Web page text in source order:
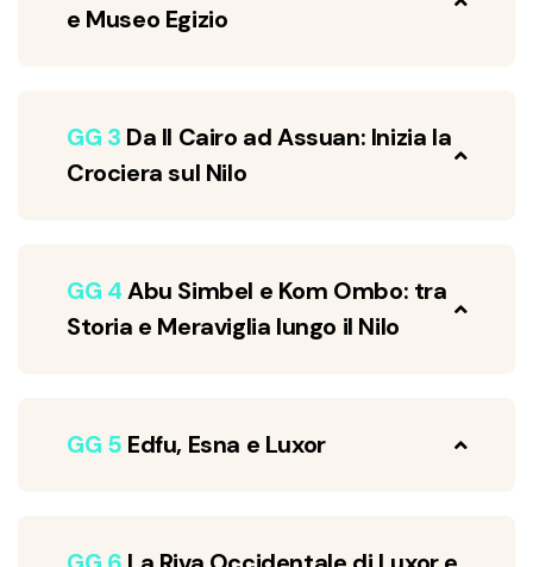
e Museo Egizio
GG 3 Da Il Cairo ad Assuan: Inizia la
Crociera sul Nilo
GG 4Abu Simbel e Kom Ombo: tra
Storia e Meraviglia lungo il Nilo
GG 5 Edfu, Esna e Luxor